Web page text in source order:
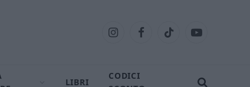
InstagramFacebookTikTok YouTube
LIBRI
CODICI